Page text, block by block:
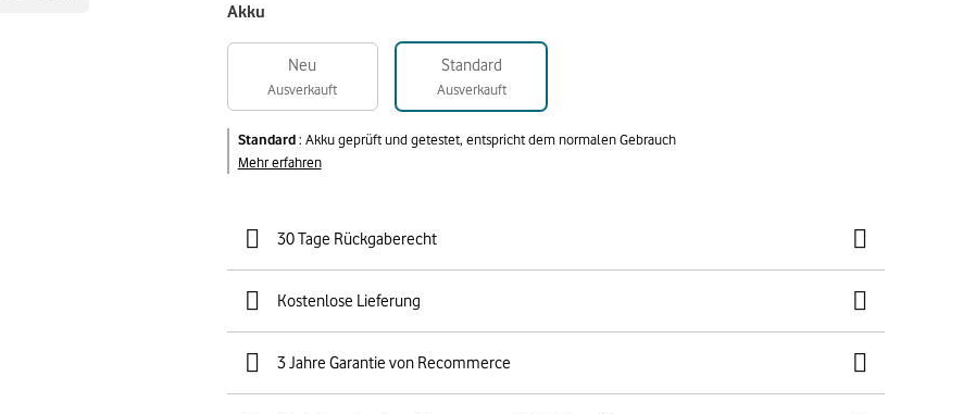
Akku
Neu
Ausverkauft
Standard
Ausverkauft
Standard: Akku geprüft und getestet, entspricht dem normalen Gebrauch
Mehr erfahren
30 Tage Rückgaberecht
Kostenlose Lieferung
3 Jahre Garantie von Recommerce